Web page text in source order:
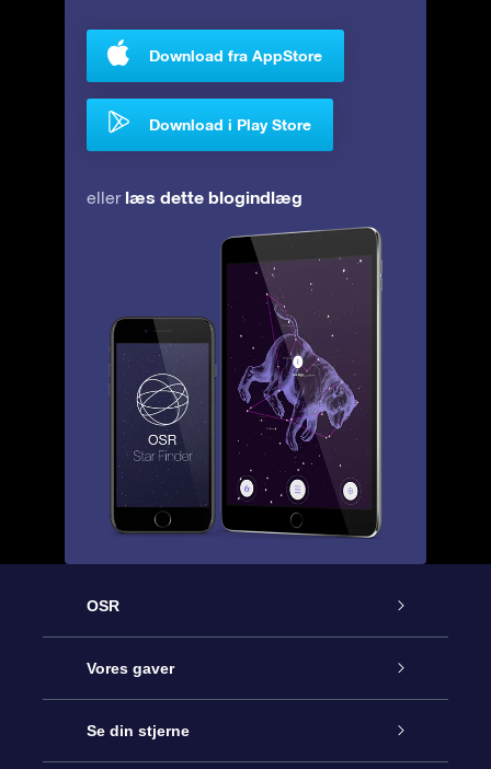
Download fra AppStore
Download i Play Store
eller læs dette blogindlæg
OSR
Kundeservice
Kontakt os
Vores gaver
Online Stjernegave
Se din stjerne